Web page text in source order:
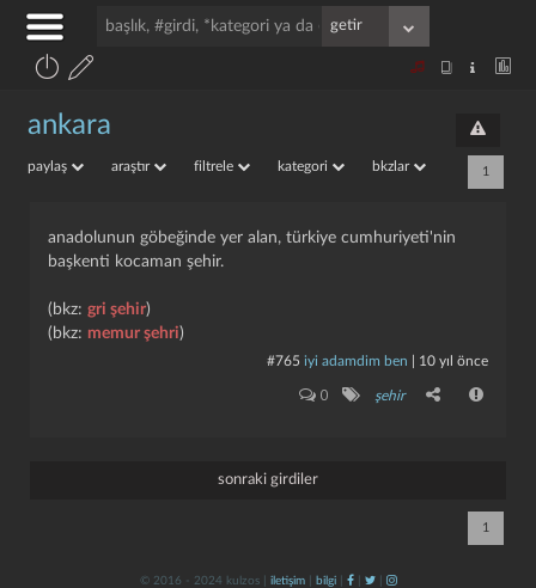
ankara
paylaş araştır filtrele kategori bkzlar 1
anadolunun göbeğinde yer alan, türkiye cumhuriyeti'nin
başkenti kocaman şehir.
(bkz: gri şehir)
(bkz: memur şehri)
#765 i̇yi adamdim ben 10 yıl önce
0 şehir
sonraki girdiler
1
© 2016 - 2024 kulzos | iletişim| bilgi| | |